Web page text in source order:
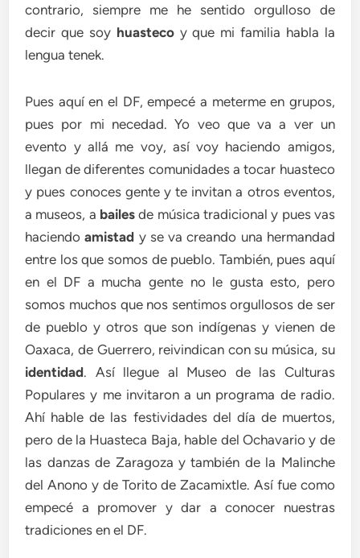
contrario, siempre me he sentido orgulloso de
decir que soy huastecoy que mi familia habla la
lengua tenek.
Pues aquí en el DF, empecé a meterme en grupos,
pues por mi necedad. Yo veo que va a ver un
evento y allá me voy, así voy haciendo amigos,
llegan de diferentes comunidades a tocar huasteco
y pues conoces gente y te invitan a otros eventos,
a museos, a bailes de música tradicional y pues vas
haciendoamistad y se va creando una hermandad
entre los que somos de pueblo. También, pues aquí
en el DF a mucha gente no le gusta esto, pero
somos muchos que nos sentimos orgullosos de ser
de pueblo y otros que son indígenas y vienen de
Oaxaca, de Guerrero, reivindican con su música, su
identidad. Así llegue al Museo de las Culturas
Populares y me invitaron a un programa de radio.
Ahí hable de las festividades del día de muertos,
pero de la Huasteca Baja, hable del Ochavario y de
las danzas de Zaragoza y también de la Malinche
del Anono y de Torito de Zacamixtle. Así fue como
empecé a promover y dar a conocer nuestras
tradiciones en el DF.